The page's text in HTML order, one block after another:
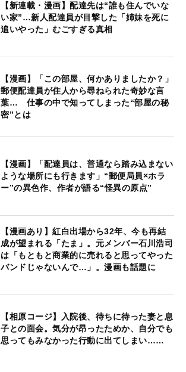
【新連載・漫画】配達先は“誰も住んでいな
い家”…新人配達員が目撃した「姉妹を死に
追いやった」むごすぎる真相
【漫画】「この部屋、何かありましたか？」
郵便配達員が住人から尋ねられた奇妙な言
葉… 仕事の中で知ってしまった“部屋の秘
密”とは
【漫画】「配達員は、普通なら踏み込まない
ような場所にも行きます」“郵便局員×ホラ
ー”の異色作、作者が語る“怪異の原点”
【漫画あり】紅白出場から32年、今も再結
成が望まれる「たま」。元メンバー石川浩司
は「もともと商業的に売れると思ってやった
バンドじゃないんで…」。漫画も話題に
【相原コージ】入院後、待ちに待った妻と息
子との面会。気分が昂ったためか、自分でも
思ってもみなかった行動に出てしまい……